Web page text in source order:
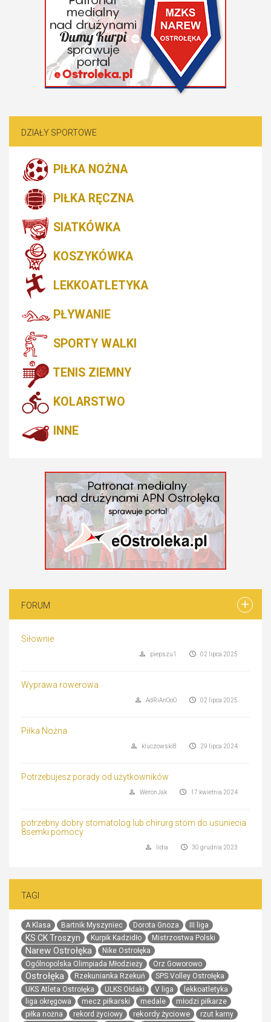
DZIAŁY SPORTOWE
PIŁKA NOŻNA
PIŁKA RĘCZNA
SIATKÓWKA
KOSZYKÓWKA
LEKKOATLETYKA
PŁYWANIE
SPORTY WALKI
TENIS ZIEMNY
KOLARSTWO
INNE
FORUM
Siłownie
02 lipca 2025
piepszu1
Wyprawa rowerowa
02 lipca 2025
AdRiAnOoO
Piłka Nożna
29 lipca 2024
kluczowski8
Potrzebujesz porady od użytkowników
17 kwietnia 2024
WeronJak
potrzebny dobry stomatolog lub chirurg stom do usuniecia
8semki pomocy
30 grudnia 2023
lidia
TAGI
A Klasa Bartnik Myszyniec Dorota Gnoza III liga
KS CK Troszyn Kurpik Kadzidło Mistrzostwa Polski
Narew Ostrołęka
Nike Ostrołęka
Ogólnopolska Olimpiada Młodzieży
Orz Goworowo
Ostrołęka Rzekunianka Rzekuń
SPS Volley Ostrołęka
UKS Atleta Ostrołęka
ULKS Ołdaki V liga
lekkoatletyka
liga okręgowa
mecz piłkarski medale
młodzi piłkarze
piłka nożna
rekord życiowy rekordy życiowe rzut karny